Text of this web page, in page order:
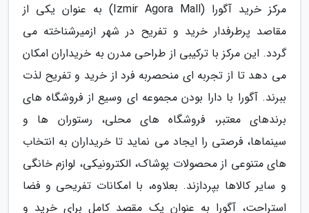
مرکز خرید آگورا (Izmir Agora Mall) به عنوان یکی از
مقاصد پرطرفدار خرید و تفریح در شهر ازمیرشناخته می
گردد. این مرکز با ترکیبی از طراحی مدرن به خریداران امکان
می دهد تا از تجربه ای منحصربه فرد از خرید و تفریح لذت
ببرند. آگورا با دارا بودن مجموعه ای وسیع از فروشگاه های
برندهای معتبر، فروشگاه های محلی، رستوران ها و
سینماها، فرصتی را ایجاد می نماید تا خریداران به انتخاب
های متنوعی از محصولات پوشاک، الکترونیکی، لوازم خانگی
و سایر کالاها بپردازند. بعلاوه، با امکانات تفریحی و فضا
استراحت، آگورا به عنوان یک مقصد کامل برای خرید و